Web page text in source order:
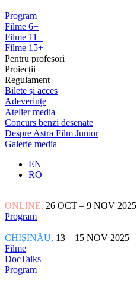
Program
Filme 6+
Filme 11+
Filme 15+
Pentru profesori
Proiecții
Regulament
Bilete și acces
Adeverințe
Atelier media
Concurs benzi desenate
Despre Astra Film Junior
Galerie media
EN
RO
ONLINE, 26 OCT – 9 NOV 2025
Program
CHIȘINĂU, 13 – 15 NOV 2025
Filme
DocTalks
Program